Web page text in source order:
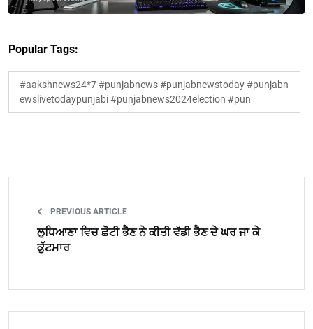
Popular Tags:
#aakshnews24*7 #punjabnews #punjabnewstoday #punjabn
ewslivetodaypunjabi #punjabnews2024election #pun
PREVIOUS ARTICLE
ਲੁਧਿਆਣਾ ਵਿਚ ਛੋਟੀ ਭੈਣ ਨੇ ਕੀਤੀ ਵੱਡੀ ਭੈਣ ਦੇ ਘਰ ਜਾ ਕੇ
ਕੁੱਟਮਾਰ